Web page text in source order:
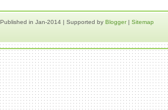
Published in Jan-2014 | Supported by Blogger| Sitemap